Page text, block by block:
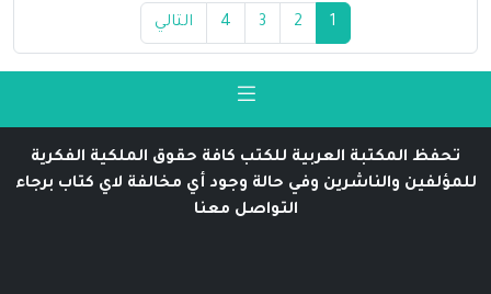
1
2
3
4 التالي
تحفظ المكتبة العربية للكتب كافة حقوق الملكية الفكرية
للمؤلفين والناشرين وفي حالة وجود أي مخالفة لاي كتاب برجاء
التواصل معنا